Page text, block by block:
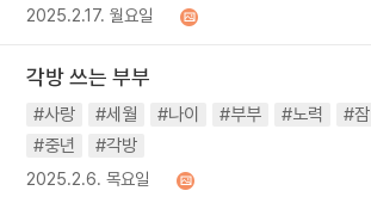
2025.2.17. 월요일
각방 쓰는 부부
#사랑 #세월 #나이 #부부 #노력 #잠
#중년
#각방
2025.2.6. 목요일